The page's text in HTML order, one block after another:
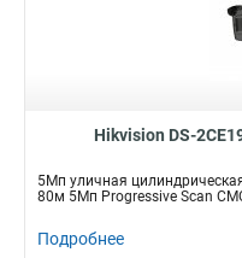
Hikvision DS-
5Мп уличная
80м 5Мп Progressive Scan
Подробнее